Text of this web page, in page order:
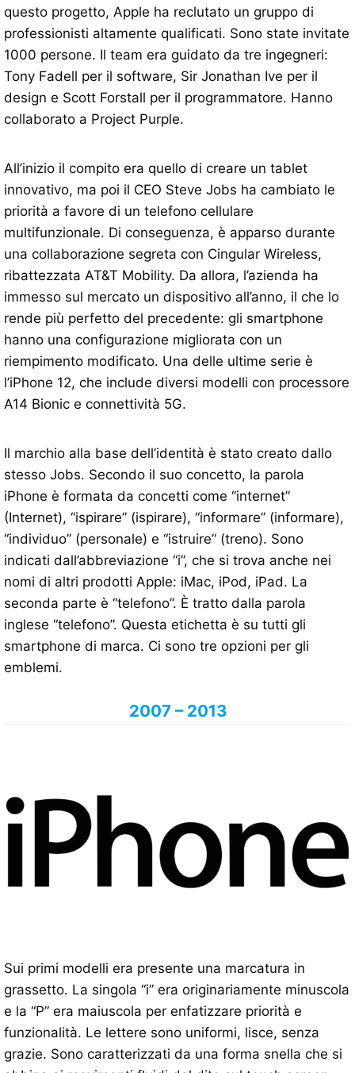
questo progetto, Apple ha reclutato un gruppo di
professionisti altamente qualificati. Sono state invitate
1000 persone. Il team era guidato da tre ingegneri:
Tony Fadell per il software, Sir Jonathan Ive per il
design e Scott Forstall per il programmatore. Hanno
collaborato a Project Purple.
All’inizio il compito era quello di creare un tablet
innovativo, ma poi il CEO Steve Jobs ha cambiato le
priorità a favore di un telefono cellulare
multifunzionale. Di conseguenza, è apparso durante
una collaborazione segreta con Cingular Wireless,
ribattezzata AT&T Mobility. Da allora, l’azienda ha
immesso sul mercato un dispositivo all’anno, il che lo
rende più perfetto del precedente: gli smartphone
hanno una configurazione migliorata con un
riempimento modificato. Una delle ultime serie è
l’iPhone 12, che include diversi modelli con processore
A14 Bionic e connettività 5G.
Il marchio alla base dell’identità è stato creato dallo
stesso Jobs. Secondo il suo concetto, la parola
iPhone è formata da concetti come “internet”
(Internet), “ispirare” (ispirare), “informare” (informare),
“individuo” (personale) e “istruire” (treno). Sono
indicati dall’abbreviazione “i”, che si trova anche nei
nomi di altri prodotti Apple: iMac, iPod, iPad. La
seconda parte è “telefono”. È tratto dalla parola
inglese “telefono”. Questa etichetta è su tutti gli
smartphone di marca. Ci sono tre opzioni per gli
emblemi.
2007 – 2013
Sui primi modelli era presente una marcatura in
grassetto. La singola “i” era originariamente minuscola
e la “P” era maiuscola per enfatizzare priorità e
funzionalità. Le lettere sono uniformi, lisce, senza
grazie. Sono caratterizzati da una forma snella che si